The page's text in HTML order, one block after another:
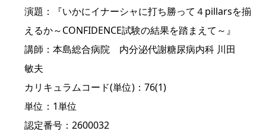
演題：『いかにイナーシャに打ち勝って４pillarsを揃
えるか～CONFIDENCE試験の結果を踏まえて～』
講師：本島総合病院 内分泌代謝糖尿病内科 川田
敏夫
カリキュラムコード(単位)：76(1)
単位：1単位
認定番号：2600032